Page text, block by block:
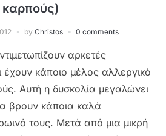
καρπούς)
by Christos 0 comments
αρκετές
έχουν κάποιο μέλος αλλεργικό
Αυτή η δυσκολία μεγαλώνει
βρουν κάποια καλά
τους. Μετά από μια μικρή